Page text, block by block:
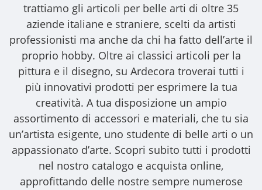
trattiamo gli articoli per belle arti di oltre 35
aziende italiane e straniere, scelti da artisti
professionisti ma anche da chi ha fatto dell’arte il
proprio hobby. Oltre ai classici articoli per la
pittura e il disegno, su Ardecora troverai tutti i
più innovativi prodotti per esprimere la tua
creatività. A tua disposizione un ampio
assortimento di accessori e materiali, che tu sia
un’artista esigente, uno studente di belle arti o un
appassionato d’arte. Scopri subito tutti i prodotti
nel nostro catalogo e acquista online,
approfittando delle nostre sempre numerose